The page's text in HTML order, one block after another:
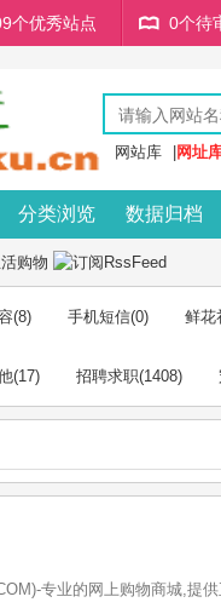
个优秀站点 0个待
网站库 网址
分类浏览 数据归档
购物
(8) 手机短信(0) 鲜花
(17) 招聘求职(1408)
专业的网上购物商城,提